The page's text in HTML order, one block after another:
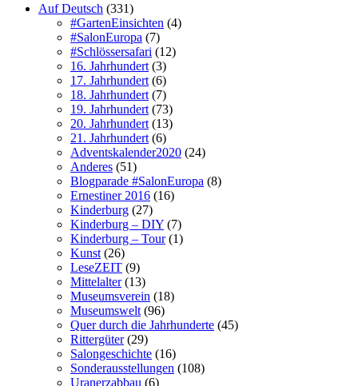
Auf Deutsch (331)
#GartenEinsichten (4)
#SalonEuropa (7)
#Schlössersafari (12)
16. Jahrhundert (3)
17. Jahrhundert (6)
18. Jahrhundert (7)
19. Jahrhundert (73)
20. Jahrhundert (13)
21. Jahrhundert (6)
Adventskalender2020 (24)
Anderes (51)
Blogparade #SalonEuropa (8)
Ernestiner 2016 (16)
Kinderburg (27)
Kinderburg – DIY (7)
Kinderburg – Tour(1)
Kunst (26)
LeseZEIT (9)
Mittelalter(13)
Museumsverein (18)
Museumswelt (96)
Quer durch die Jahrhunderte (45)
Rittergüter(29)
Salongeschichte (16)
Sonderausstellungen (108)
Uranerzabbau (6)